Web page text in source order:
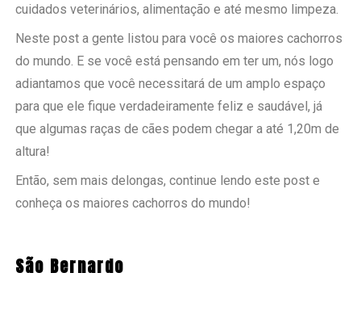
cuidados veterinários, alimentação e até mesmo limpeza.
Neste post a gente listou para você os maiores cachorros
do mundo. E se você está pensando em ter um, nós logo
adiantamos que você necessitará de um amplo espaço
para que ele fique verdadeiramente feliz e saudável, já
que algumas raças de cães podem chegar a até 1,20m de
altura!
Então, sem mais delongas, continue lendo este post e
conheça os maiores cachorros do mundo!
São Bernardo